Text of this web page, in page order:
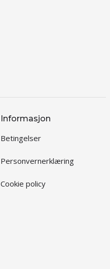
Informasjon
Betingelser
Personvernerklæring
Cookie policy